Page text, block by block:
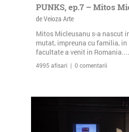
PUNKS, ep.7 – Mitos
de Veioza Arte
Mitos Micleusanu s-a nascut
mutat, impreuna cu familia, in
facultate a venit in Romania....
4995 afisari | 0 comentarii